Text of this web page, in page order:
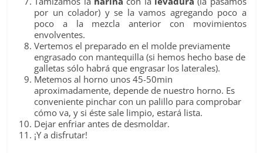
por un colador) y se la vamos agregando poco a
poco a la mezcla anterior con movimientos
envolventes.
Vertemos el preparado en el molde previamente
engrasado con mantequilla (si hemos hecho base de
galletas sólo habrá que engrasar los laterales).
Metemos al horno unos 45-50min
aproximadamente, depende de nuestro horno. Es
conveniente pinchar con un palillo para comprobar
cómo va, y si éste sale limpio, estará lista.
Dejar enfriar antes de desmoldar.
¡Y a disfrutar!